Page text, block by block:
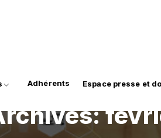
Adhérents Espace presse et